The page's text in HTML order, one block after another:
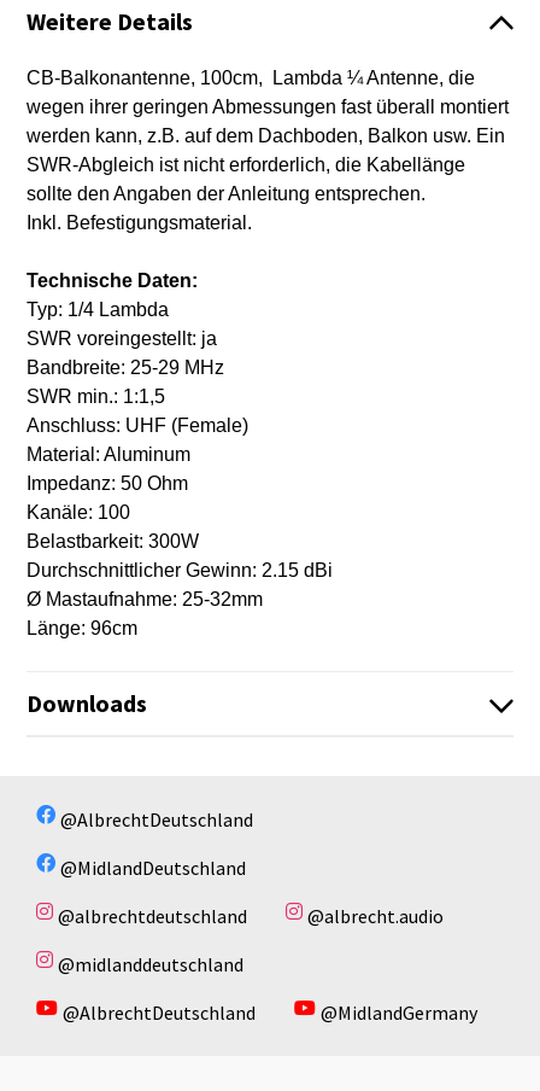
Weitere Details
CB-Balkonantenne, 100cm, Lambda ¼ Antenne, die
wegen ihrer geringen Abmessungen fast überall montiert
werden kann, z.B. auf dem Dachboden, Balkon usw. Ein
SWR-Abgleich ist nicht erforderlich, die Kabellänge
sollte den Angaben der Anleitung entsprechen.
Inkl. Befestigungsmaterial.
Technische Daten:
Typ: 1/4 Lambda
SWR voreingestellt: ja
Bandbreite: 25-29 MHz
SWR min.: 1:1,5
Anschluss: UHF (Female)
Material: Aluminum
Impedanz: 50 Ohm
Kanäle: 100
Belastbarkeit: 300W
Durchschnittlicher Gewinn: 2.15 dBi
Ø Mastaufnahme: 25-32mm
Länge: 96cm
Downloads
@AlbrechtDeutschland
@MidlandDeutschland
@albrechtdeutschland
@albrecht.audio
@midlanddeutschland
@AlbrechtDeutschland
@MidlandGermany